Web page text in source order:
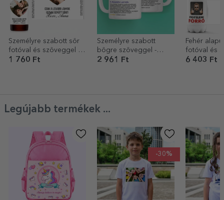
Személyre szabott sör
fotóval és szöveggel -
Love
1 760 Ft
Személyre szabott
bögre szöveggel -
Keresés
2 961 Ft
Fehér
fotóval és
személyre
6 403 Ft
Legújabb termékek ...
-30%